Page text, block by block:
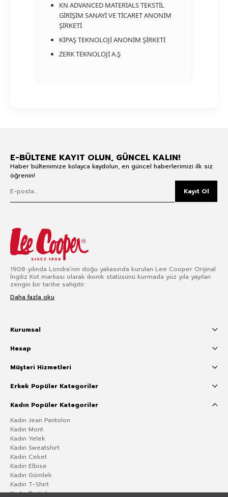
KN ADVANCED MATERİALS TEKSTİL
GİRİŞİM SANAYİ VE TİCARET ANONİM
ŞİRKETİ
KİPAŞ TEKNOLOJİ ANONİM ŞİRKETİ
ZERK TEKNOLOJİ A.Ş
E-BÜLTENE KAYIT OLUN, GÜNCEL KALIN!
Haber bültenimize kolayca kaydolun, en güncel haberlerimizi ilk siz
öğrenin!
Kayıt Ol
1908 yılında Londra’nın doğu yakasında kurulan Lee Cooper Orijinal
İngiliz Kot markası olarak ikonik statüsünü kurmada yüz yıla yayılan
zengin bir tarihe sahiptir.
Daha fazla oku
Kurumsal
Hesap
Müşteri Hizmetleri
Erkek Popüler Kategoriler
Kadın Popüler Kategoriler
Kadın Jean Pantolon
Kadın Mont
Kadın Yelek
Kadın Sweatshirt
Kadın Ceket
Kadın Elbise
Kadın Gömlek
Kadın T-Shirt
Kadın Pantolon